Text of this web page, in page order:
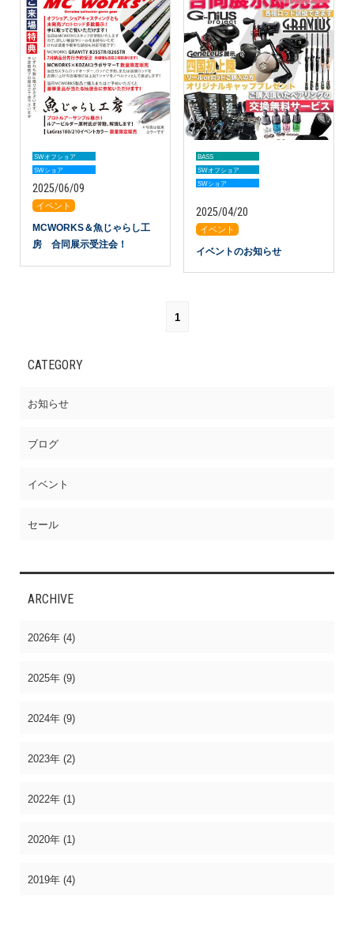
SWオフショア
SWショア
2025/06/09
イベント
MCWORKS＆魚じゃらし工
房 合同展示受注会！
BASS
SWオフショア
SWショア
2025/04/20
イベント
イベントのお知らせ
1
CATEGORY
お知らせ
ブログ
イベント
セール
ARCHIVE
2026年 (4)
2025年 (9)
2024年 (9)
2023年 (2)
2022年 (1)
2020年 (1)
2019年 (4)